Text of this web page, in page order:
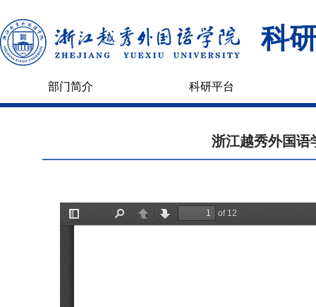
科
部门简介 科研平台
浙江越秀外国语